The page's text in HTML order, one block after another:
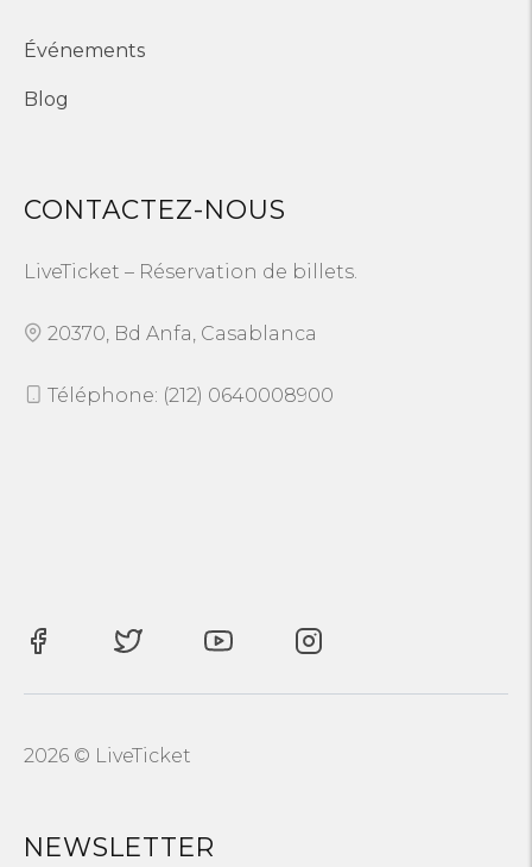
Événements
Blog
CONTACTEZ-NOUS
LiveTicket – Réservation de billets.
20370, Bd Anfa, Casablanca
Téléphone: (212) 0640008900
2026 © LiveTicket
NEWSLETTER